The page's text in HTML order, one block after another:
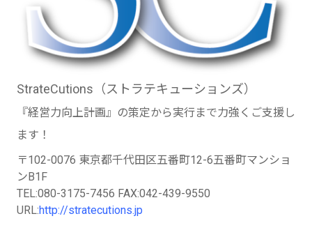
StrateCutions（ストラテキューションズ）
『経営力向上計画』の策定から実行まで力強くご支援し
ます！
〒102-0076 東京都千代田区五番町12-6五番町マンショ
ンB1F
TEL:080-3175-7456 FAX:042-439-9550
URL:http://stratecutions.jp